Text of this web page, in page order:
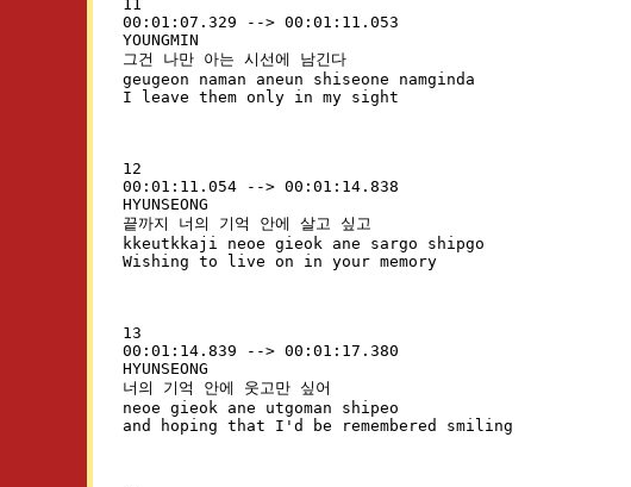
11
00:01:07.329 --> 00:01:11.053
YOUNGMIN
그건 나만 아는 시선에 남긴다
geugeon naman aneun shiseone namginda
12
00:01:11.054 --> 00:01:14.838
HYUNSEONG
끝까지 너의 기억 안에 살고 싶고
kkeutkkaji neoe gieok ane sargo shipgo
13
00:01:14.839 --> 00:01:17.380
HYUNSEONG
너의 기억 안에 웃고만 싶어
neoe gieok ane utgoman shipeo